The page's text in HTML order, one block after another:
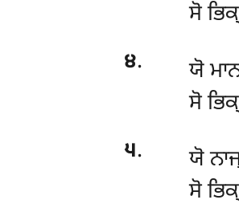
ਸੋ
੪. ਯੋ
ਸੋ
੫. ਯੋ
ਸੋ